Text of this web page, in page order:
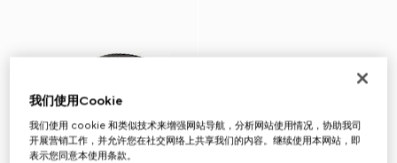
我们使用Cookie
我们使用 cookie 和类似技术来增强网站导航，分析网站使用情况，协助我司
开展营销工作，并允许您在社交网络上共享我们的内容。继续使用本网站，即
表示您同意本使用条款。